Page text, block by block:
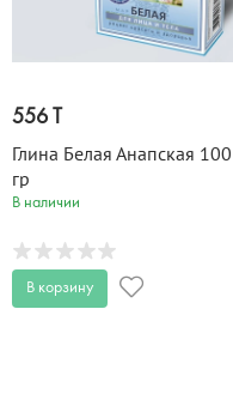
556 T
Глина Белая Анапская 100
гр
В наличии
В корзину